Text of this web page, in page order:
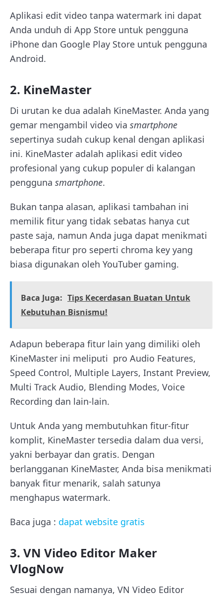
Aplikasi edit video tanpa watermark ini dapat
Anda unduh di App Store untuk pengguna
iPhone dan Google Play Store untuk pengguna
Android.
2. KineMaster
Di urutan ke dua adalah KineMaster. Anda yang
gemar mengambil video via smartphone
sepertinya sudah cukup kenal dengan aplikasi
ini. KineMaster adalah aplikasi edit video
profesional yang cukup populer di kalangan
pengguna smartphone.
Bukan tanpa alasan, aplikasi tambahan ini
memilik fitur yang tidak sebatas hanya cut
paste saja, namun Anda juga dapat menikmati
beberapa fitur pro seperti chroma key yang
biasa digunakan oleh YouTuber gaming.
Baca Juga: Tips Kecerdasan Buatan Untuk
Kebutuhan Bisnismu!
Adapun beberapa fitur lain yang dimiliki oleh
KineMaster ini meliputi pro Audio Features,
Speed Control, Multiple Layers, Instant Preview,
Multi Track Audio, Blending Modes, Voice
Recording dan lain-lain.
Untuk Anda yang membutuhkan fitur-fitur
komplit, KineMaster tersedia dalam dua versi,
yakni berbayar dan gratis. Dengan
berlangganan KineMaster, Anda bisa menikmati
banyak fitur menarik, salah satunya
menghapus watermark.
Baca juga : dapat website gratis
3. VN Video Editor Maker
VlogNow
Sesuai dengan namanya, VN Video Editor